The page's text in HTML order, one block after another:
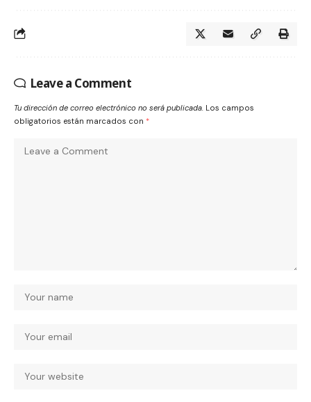
Leave a Comment
Tu dirección de correo electrónico no será publicada. Los campos
obligatorios están marcados con *